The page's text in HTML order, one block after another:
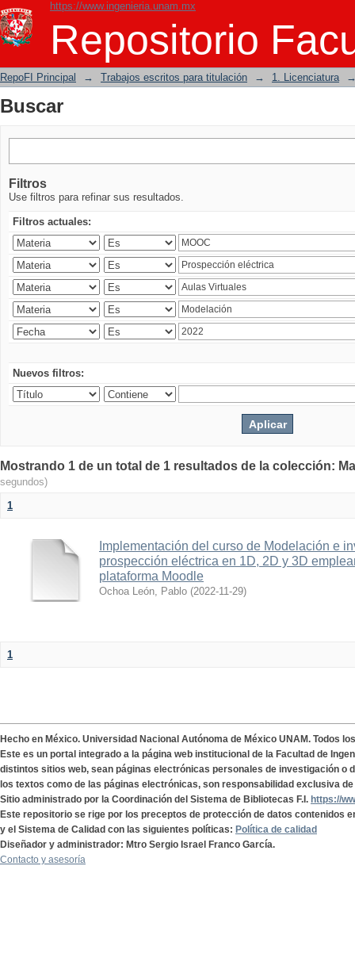
https://www.ingenieria.unam.mx
Repositorio
Buscar
RepoFI Principal → Trabajos escritos para titulación → 1. Licenciatura
Buscar
Filtros
Use filtros para refinar sus resultados.
Filtros actuales:
Nuevos filtros:
Mostrando 1 de un total de 1 resultados de la colección:
segundos)
1
Implementación del curso de Modelación e
prospección eléctrica en 1D, 2D y 3D
plataforma Moodle
Ochoa León, Pablo (2022-11-29)
1
Hecho en México. Universidad Nacional Autónoma de México UNAM. Todos
Este es un portal integrado a la página web institucional de la Facultad de
distintos sitios web, sean páginas electrónicas personales de investigación o
los textos como de las páginas electrónicas, son responsabilidad exclusiva
Sitio administrado por la Coordinación del Sistema de Bibliotecas F.I. https://
Este repositorio se rige por los preceptos de protección de datos contenidos
y el Sistema de Calidad con las siguientes políticas: Política de calidad
Diseñador y administrador: Mtro Sergio Israel Franco García.
Contacto y asesoría